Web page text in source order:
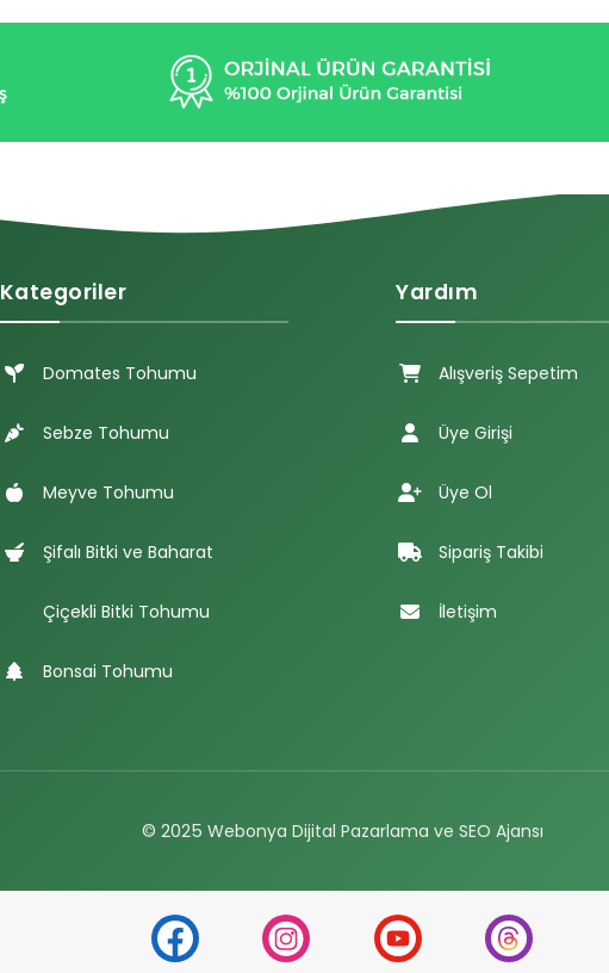
Kategoriler
Domates Tohumu
Sebze Tohumu
Meyve Tohumu
Şifalı Bitki ve Baharat
Çiçekli Bitki Tohumu
Bonsai Tohumu
Yardım
Alışveriş Sepetim
Üye Girişi
Üye Ol
Sipariş Takibi
İletişim
© 2025 Webonya Dijital Pazarlama ve SEO Ajansı